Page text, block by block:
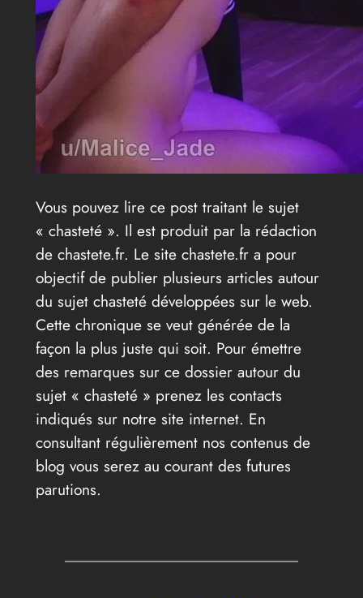
Vous pouvez lire ce post traitant le sujet
« chasteté ». Il est produit par la rédaction
de chastete.fr. Le site chastete.fr a pour
objectif de publier plusieurs articles autour
du sujet chasteté développées sur le web.
Cette chronique se veut générée de la
façon la plus juste qui soit. Pour émettre
des remarques sur ce dossier autour du
sujet « chasteté » prenez les contacts
indiqués sur notre site internet. En
consultant régulièrement nos contenus de
blog vous serez au courant des futures
parutions.